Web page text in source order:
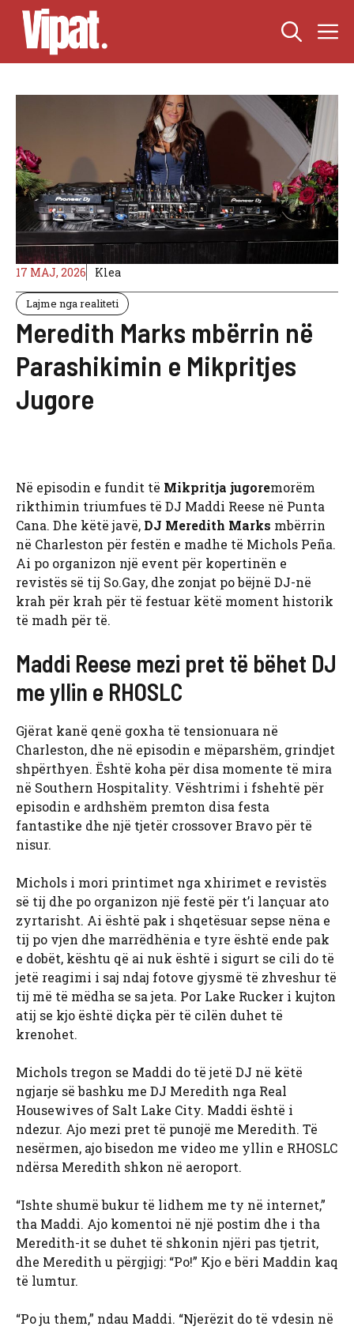
Skip
content
17 MAJ, 2026 Klea
Lajme nga realiteti
Meredith Marks mbërrin në
Parashikimin e Mikpritjes
Jugore
Në episodin e fundit të Mikpritja jugoremorëm
rikthimin triumfues të DJ Maddi Reese në Punta
Cana. Dhe këtë javë, DJ Meredith Marks mbërrin
në Charleston për festën e madhe të Michols Peña.
Ai po organizon një event për kopertinën e
revistës së tij So.Gay, dhe zonjat po bëjnë DJ-në
krah për krah për të festuar këtë moment historik
të madh për të.
Maddi Reese mezi pret të bëhet DJ
me yllin e RHOSLC
Gjërat kanë qenë goxha të tensionuara në
Charleston, dhe në episodin e mëparshëm, grindjet
shpërthyen. Është koha për disa momente të mira
në Southern Hospitality. Vështrimi i fshehtë për
episodin e ardhshëm premton disa festa
fantastike dhe një tjetër crossover Bravo për të
nisur.
Michols i mori printimet nga xhirimet e revistës
së tij dhe po organizon një festë për t’i lançuar ato
zyrtarisht. Ai është pak i shqetësuar sepse nëna e
tij po vjen dhe marrëdhënia e tyre është ende pak
e dobët, kështu që ai nuk është i sigurt se cili do të
jetë reagimi i saj ndaj fotove gjysmë të zhveshur të
tij më të mëdha se sa jeta. Por Lake Rucker i kujton
atij se kjo është diçka për të cilën duhet të
krenohet.
Michols tregon se Maddi do të jetë DJ në këtë
ngjarje së bashku me DJ Meredith nga Real
Housewives of Salt Lake City. Maddi është i
ndezur. Ajo mezi pret të punojë me Meredith. Të
nesërmen, ajo bisedon me video me yllin e RHOSLC
ndërsa Meredith shkon në aeroport.
“Ishte shumë bukur të lidhem me ty në internet,”
tha Maddi. Ajo komentoi në një postim dhe i tha
Meredith-it se duhet të shkonin njëri pas tjetrit,
dhe Meredith u përgjigj: “Po!” Kjo e bëri Maddin kaq
të lumtur.
“Po ju them,” ndau Maddi. “Njerëzit do të vdesin në